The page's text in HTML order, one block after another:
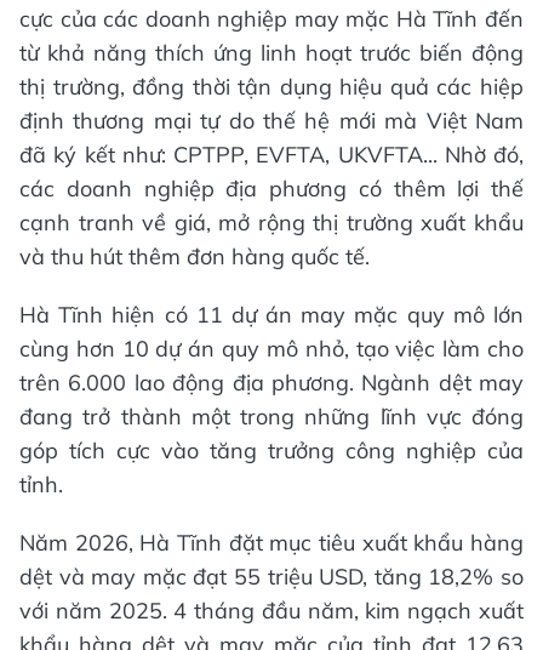
cực của các doanh nghiệp may mặc Hà Tĩnh đến
từ khả năng thích ứng linh hoạt trước biến động
thị trường, đồng thời tận dụng hiệu quả các hiệp
định thương mại tự do thế hệ mới mà Việt Nam
đã ký kết như: CPTPP, EVFTA, UKVFTA... Nhờ đó,
các doanh nghiệp địa phương có thêm lợi thế
cạnh tranh về giá, mở rộng thị trường xuất khẩu
và thu hút thêm đơn hàng quốc tế.
Hà Tĩnh hiện có 11 dự án may mặc quy mô lớn
cùng hơn 10 dự án quy mô nhỏ, tạo việc làm cho
trên 6.000 lao động địa phương. Ngành dệt may
đang trở thành một trong những lĩnh vực đóng
góp tích cực vào tăng trưởng công nghiệp của
tỉnh.
Năm 2026, Hà Tĩnh đặt mục tiêu xuất khẩu hàng
dệt và may mặc đạt 55 triệu USD, tăng 18,2% so
với năm 2025. 4 tháng đầu năm, kim ngạch xuất
khẩu hàng dệt và may mặc của tỉnh đạt 12,63